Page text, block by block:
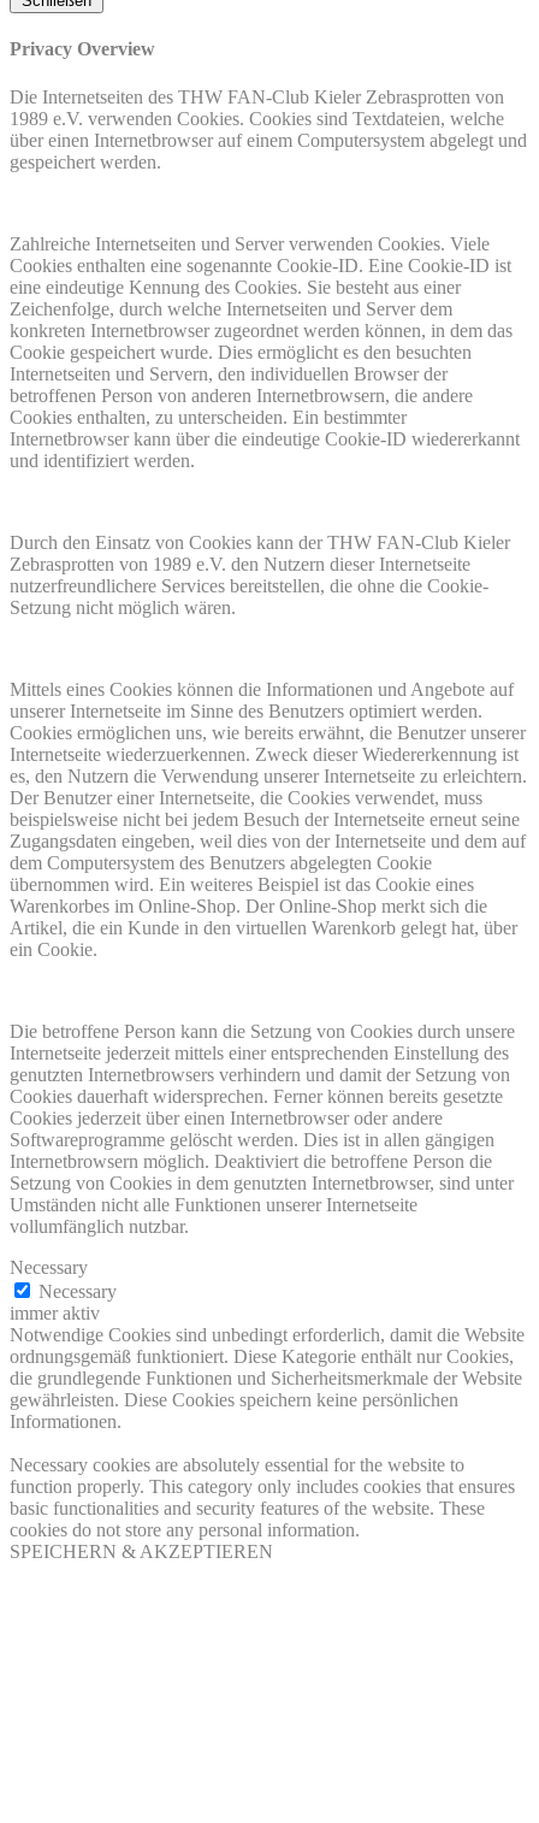
Privacy Overview
Die Internetseiten des THW FAN-Club Kieler Zebrasprotten von
1989 e.V. verwenden Cookies. Cookies sind Textdateien, welche
über einen Internetbrowser auf einem Computersystem abgelegt und
gespeichert werden.
Zahlreiche Internetseiten und Server verwenden Cookies. Viele
Cookies enthalten eine sogenannte Cookie-ID. Eine Cookie-ID ist
eine eindeutige Kennung des Cookies. Sie besteht aus einer
Zeichenfolge, durch welche Internetseiten und Server dem
konkreten Internetbrowser zugeordnet werden können, in dem das
Cookie gespeichert wurde. Dies ermöglicht es den besuchten
Internetseiten und Servern, den individuellen Browser der
betroffenen Person von anderen Internetbrowsern, die andere
Cookies enthalten, zu unterscheiden. Ein bestimmter
Internetbrowser kann über die eindeutige Cookie-ID wiedererkannt
und identifiziert werden.
Durch den Einsatz von Cookies kann der THW FAN-Club Kieler
Zebrasprotten von 1989 e.V. den Nutzern dieser Internetseite
nutzerfreundlichere Services bereitstellen, die ohne die Cookie-
Setzung nicht möglich wären.
Mittels eines Cookies können die Informationen und Angebote auf
unserer Internetseite im Sinne des Benutzers optimiert werden.
Cookies ermöglichen uns, wie bereits erwähnt, die Benutzer unserer
Internetseite wiederzuerkennen. Zweck dieser Wiedererkennung ist
es, den Nutzern die Verwendung unserer Internetseite zu erleichtern.
Der Benutzer einer Internetseite, die Cookies verwendet, muss
beispielsweise nicht bei jedem Besuch der Internetseite erneut seine
Zugangsdaten eingeben, weil dies von der Internetseite und dem auf
dem Computersystem des Benutzers abgelegten Cookie
übernommen wird. Ein weiteres Beispiel ist das Cookie eines
Warenkorbes im Online-Shop. Der Online-Shop merkt sich die
Artikel, die ein Kunde in den virtuellen Warenkorb gelegt hat, über
ein Cookie.
Die betroffene Person kann die Setzung von Cookies durch unsere
Internetseite jederzeit mittels einer entsprechenden Einstellung des
genutzten Internetbrowsers verhindern und damit der Setzung von
Cookies dauerhaft widersprechen. Ferner können bereits gesetzte
Cookies jederzeit über einen Internetbrowser oder andere
Softwareprogramme gelöscht werden. Dies ist in allen gängigen
Internetbrowsern möglich. Deaktiviert die betroffene Person die
Setzung von Cookies in dem genutzten Internetbrowser, sind unter
Umständen nicht alle Funktionen unserer Internetseite
vollumfänglich nutzbar.
Necessary
Necessary
immer aktiv
Notwendige Cookies sind unbedingt erforderlich, damit die Website
ordnungsgemäß funktioniert. Diese Kategorie enthält nur Cookies,
die grundlegende Funktionen und Sicherheitsmerkmale der Website
gewährleisten. Diese Cookies speichern keine persönlichen
Informationen.
Necessary cookies are absolutely essential for the website to
function properly. This category only includes cookies that ensures
basic functionalities and security features of the website. These
cookies do not store any personal information.
SPEICHERN & AKZEPTIEREN